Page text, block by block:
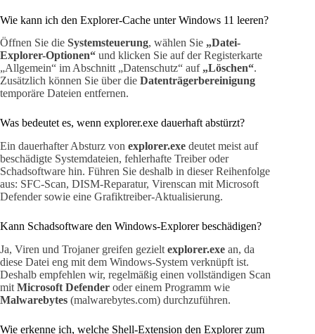
Wie kann ich den Explorer-Cache unter Windows 11 leeren?
Öffnen Sie die Systemsteuerung, wählen Sie „Datei-
Explorer-Optionen“ und klicken Sie auf der Registerkarte
„Allgemein“ im Abschnitt „Datenschutz“ auf „Löschen“.
Zusätzlich können Sie über die Datenträgerbereinigung
temporäre Dateien entfernen.
Was bedeutet es, wenn explorer.exe dauerhaft abstürzt?
Ein dauerhafter Absturz von explorer.exe deutet meist auf
beschädigte Systemdateien, fehlerhafte Treiber oder
Schadsoftware hin. Führen Sie deshalb in dieser Reihenfolge
aus: SFC-Scan, DISM-Reparatur, Virenscan mit Microsoft
Defender sowie eine Grafiktreiber-Aktualisierung.
Kann Schadsoftware den Windows-Explorer beschädigen?
Ja, Viren und Trojaner greifen gezielt explorer.exe an, da
diese Datei eng mit dem Windows-System verknüpft ist.
Deshalb empfehlen wir, regelmäßig einen vollständigen Scan
mit Microsoft Defender oder einem Programm wie
Malwarebytes (malwarebytes.com) durchzuführen.
Wie erkenne ich, welche Shell-Extension den Explorer zum